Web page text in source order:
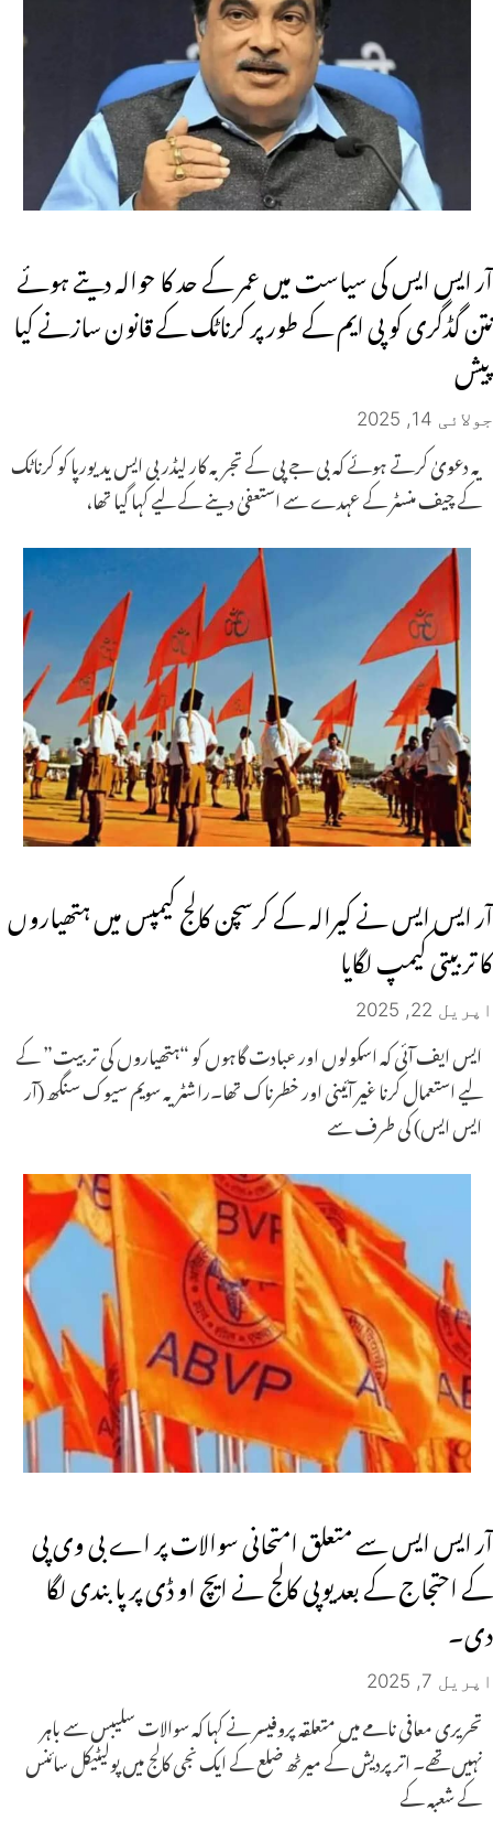
آر ایس ایس کی سیاست میں عمر کے حد کا حوالہ دیتے ہوئے
نتن گڈگری کو پی ایم کے طور پر کرناٹک کے قانون سازنے کیا
پیش
جولائی 14, 2025
یہ دعویٰ کرتے ہوئے کہ بی جے پی کے تجربہ کار لیڈر بی ایس یدیورپا کو کرناٹک
کے چیف منسٹر کے عہدے سے استعفیٰ دینے کے لیے کہا گیا تھا،
آر ایس ایس نے کیرالہ کے کرسچن کالج کیمپس میں ہتھیاروں
کا تربیتی کیمپ لگایا
اپریل 22, 2025
ایس ایف آئی کہ اسکولوں اور عبادت گاہوں کو “ہتھیاروں کی تربیت” کے
لیے استعمال کرنا غیر آئینی اور خطرناک تھا۔راشٹریہ سویم سیوک سنگھ (آر
ایس ایس) کی طرف سے
آر ایس ایس سے متعلق امتحانی سوالات پر اے بی وی پی
کے احتجاج کے بعد یوپی کالج نے ایچ او ڈی پر پابندی لگا
دی۔
اپریل 7, 2025
تحریری معافی نامے میں متعلقہ پروفیسر نے کہا کہ سوالات سلیبس سے باہر
نہیں تھے۔ اتر پردیش کے میرٹھ ضلع کے ایک نجی کالج میں پولیٹیکل سائنس
کے شعبہ کے